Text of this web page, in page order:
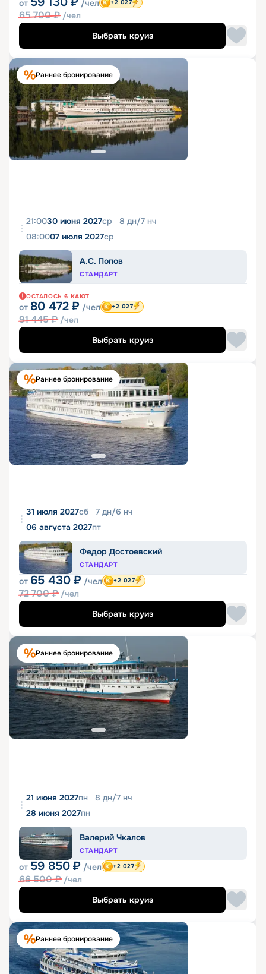
от /чел
65 700₽ /чел
+2 027
Выбрать круиз
Раннее бронирование
21:0030 июня 2027ср 8 дн/7 нч
08:0007 июля 2027ср
А.С. Попов
СТАНДАРТ
ОСТАЛОСЬ 6 КАЮТ
от 80 472 ₽ /чел
91 445₽ /чел
+2 027
Выбрать круиз
Раннее бронирование
31 июля 2027сб 7 дн/6 нч
06 августа 2027пт
Федор Достоевский
СТАНДАРТ
от 65 430 ₽ /чел
72 700₽ /чел
+2 027
Выбрать круиз
Раннее бронирование
21 июня 2027пн 8 дн/7 нч
28 июня 2027пн
Валерий Чкалов
СТАНДАРТ
от 59 850 ₽ /чел
66 500₽ /чел
+2 027
Выбрать круиз
Раннее бронирование